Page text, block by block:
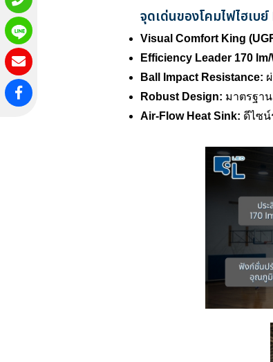
จุดเด่นของโคมไฟไฮเ
Visual Comfort King
Efficiency Leader 170 lm/
Ball Impact Resistance:
Robust Design: มาตรฐา
Air-Flow Heat Sink: ดีไซน์